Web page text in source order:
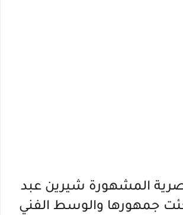
المشهورة شيرين عبد
جمهورها والوسط الفني